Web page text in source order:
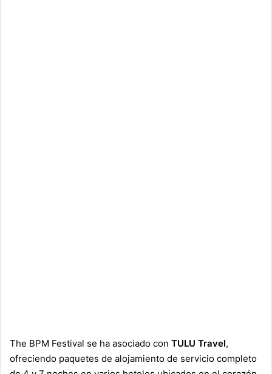
The BPM Festival se ha asociado con TULU Travel,
ofreciendo paquetes de alojamiento de servicio completo